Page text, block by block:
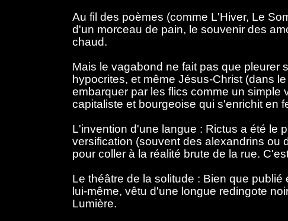
Au fil des poèmes (comme L'Hiver, Le
d'un morceau de pain, le souvenir des
chaud.
Mais le vagabond ne fait pas que pleurer
hypocrites, et même Jésus-Christ (dans
embarquer par les flics comme un
capitaliste et bourgeoise qui s'enrichit en
L'invention d'une langue : Rictus a été le
versification (souvent des alexandrins ou
pour coller à la réalité brute de la rue.
Le théâtre de la solitude : Bien que
lui-même, vêtu d'une longue redingote
Lumière.